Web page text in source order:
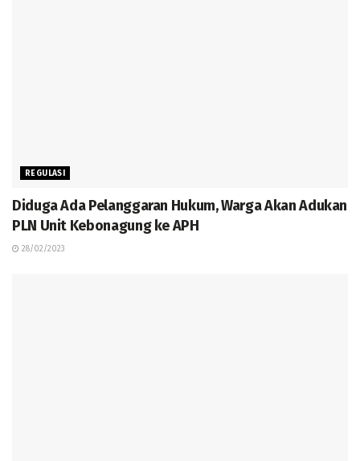
REGULASI
Diduga Ada Pelanggaran Hukum, Warga Akan Adukan
PLN Unit Kebonagung ke APH
28/02/2023